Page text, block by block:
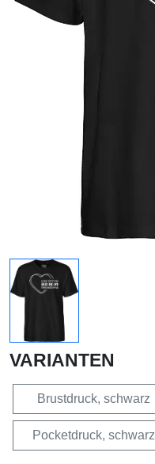
VARIANTEN
Brustdruck, schwarz
Pocketdruck, schwarz